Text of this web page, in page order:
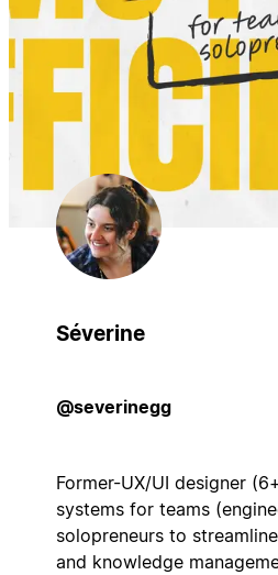
Séverine
@severinegg
Former-UX/UI designer
systems for teams
solopreneurs to
and knowledge